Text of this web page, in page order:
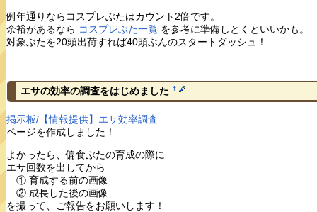
例年通りならコスプレぶたはカウント2倍です。
余裕があるなら コスプレぶた一覧を参考に準備しとくといいかも。
対象ぶたを20頭出荷すれば40頭ぶんのスタートダッシュ！
エサの効率の調査をはじめました †
掲示板/【情報提供】エサ効率調査
ページを作成しました！
よかったら、偏食ぶたの育成の際に
エサ回数を出してから
① 育成する前の画像
② 成長した後の画像
を撮って、ご報告をお願いします！